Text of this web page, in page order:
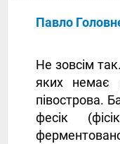
Павло
Не зовсім
яких немає
півострова.
фесік